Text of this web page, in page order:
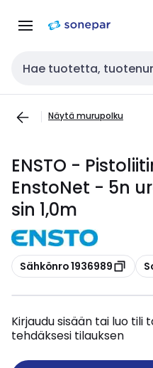
navigointiinsisältöön
Haku
Näytä murupolku
ENSTO -
EnstoNet - 5n
sin 1,0m
Kopioi
Sähkönro 1936989
Kirjaudu sisään tai luo tili
tehdäksesi tilauksen